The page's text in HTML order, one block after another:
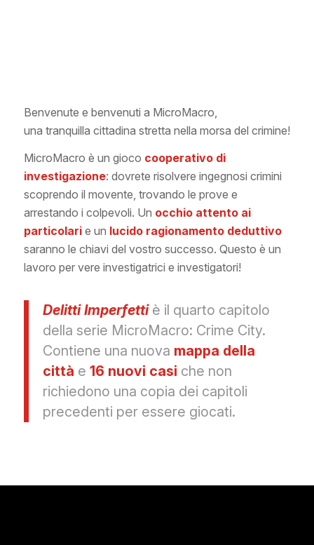
Benvenute e benvenuti a MicroMacro,
una tranquilla cittadina stretta nella morsa del crimine!
MicroMacro è un gioco cooperativo di
investigazione: dovrete risolvere ingegnosi crimini
scoprendo il movente, trovando le prove e
arrestando i colpevoli. Un occhio attento ai
particolarie un lucido ragionamento deduttivo
saranno le chiavi del vostro successo. Questo è un
lavoro per vere investigatrici e investigatori!
Delitti Imperfettiè il quarto capitolo
della serie MicroMacro: Crime City.
Contiene una nuova mappa della
città e 16 nuovi casi che non
richiedono una copia dei capitoli
precedenti per essere giocati.